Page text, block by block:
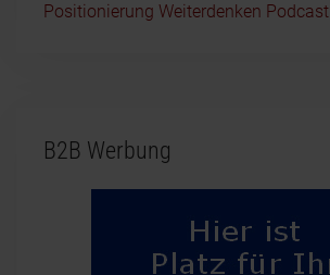
Positionierung Weiterdenken Podcast
B2B Werbung